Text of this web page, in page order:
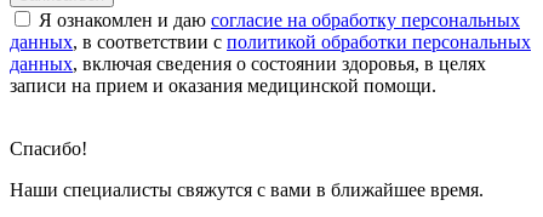
Я ознакомлен и даю согласие на обработку персональных
данных, в соответствии с политикой обработки персональных
данных, включая сведения о состоянии здоровья, в целях
записи на прием и оказания медицинской помощи.
Спасибо!
Наши специалисты свяжутся с вами в ближайшее время.